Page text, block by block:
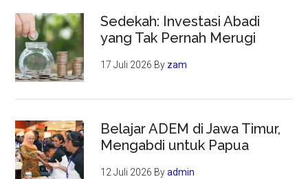
Sedekah: Investasi Abadi
yang Tak Pernah Merugi
17 Juli 2026 By zam
Belajar ADEM di Jawa Timur,
Mengabdi untuk Papua
12 Juli 2026 Byadmin